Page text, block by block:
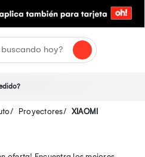
Proyectores XIAOMI